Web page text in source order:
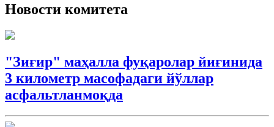
Новости комитета
"Зиғир" маҳалла фуқаролар йиғинида
3 километр масофадаги йўллар
асфальтланмоқда